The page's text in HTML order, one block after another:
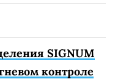
SIGNUM
контроле